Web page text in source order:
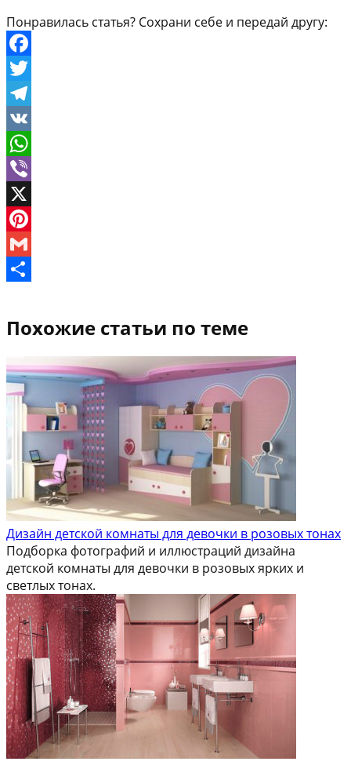
Понравилась статья? Сохрани себе и передай другу:
Facebook
Twitter
Telegram
VK
WhatsApp
Viber
X
Pinterest
Gmail
Похожие статьи по теме
Дизайн детской комнаты для девочки в розовых тонах
Подборка фотографий и иллюстраций дизайна
детской комнаты для девочки в розовых ярких и
светлых тонах.